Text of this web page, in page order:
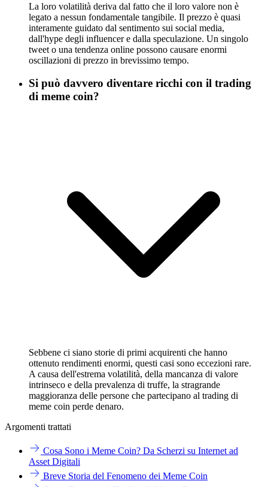
La loro volatilità deriva dal fatto che il loro valore non è
legato a nessun fondamentale tangibile. Il prezzo è quasi
interamente guidato dal sentimento sui social media,
dall'hype degli influencer e dalla speculazione. Un singolo
tweet o una tendenza online possono causare enormi
oscillazioni di prezzo in brevissimo tempo.
Si può davvero diventare ricchi con il trading
di meme coin?
Sebbene ci siano storie di primi acquirenti che hanno
ottenuto rendimenti enormi, questi casi sono eccezioni rare.
A causa dell'estrema volatilità, della mancanza di valore
intrinseco e della prevalenza di truffe, la stragrande
maggioranza delle persone che partecipano al trading di
meme coin perde denaro.
Argomenti trattati
Cosa Sono i Meme Coin? Da Scherzi su Internet ad
Asset Digitali
Breve Storia del Fenomeno dei Meme Coin